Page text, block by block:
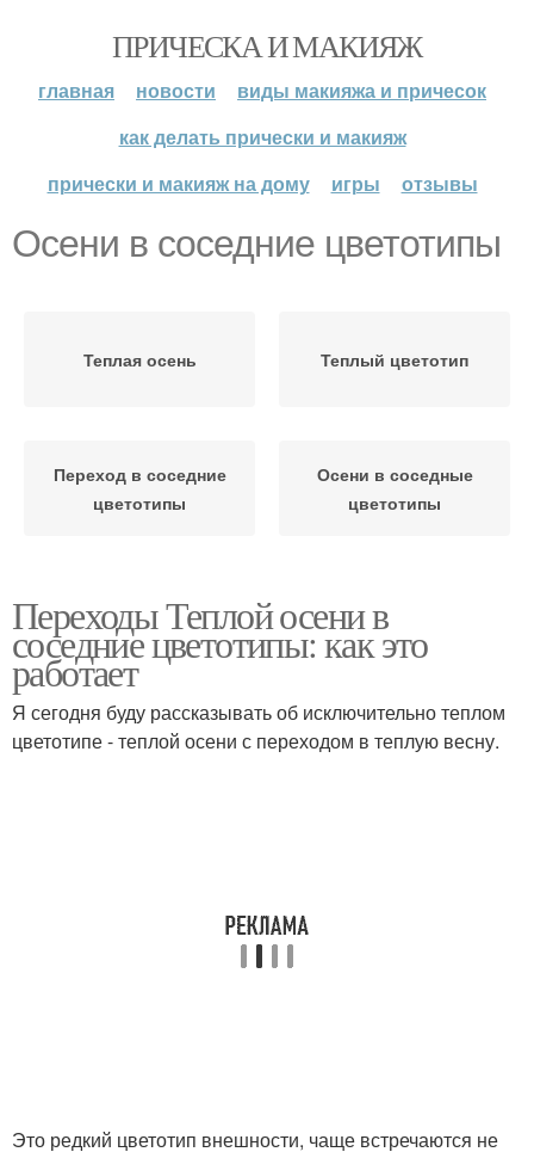
ПРИЧЕСКА И МАКИЯЖ
главная новости
виды макияжа и причесок
как делать прически и макияж
прически и макияж на дому
игры отзывы
Осени в соседние цветотипы
Теплая осень Теплый цветотип
Переход в соседние
цветотипы
Осени в соседные
цветотипы
Переходы Теплой осени в
соседние цветотипы: как это
работает
Я сегодня буду рассказывать об исключительно теплом
цветотипе - теплой осени с переходом в теплую весну.
Это редкий цветотип внешности, чаще встречаются не